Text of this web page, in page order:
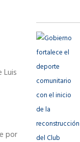
por